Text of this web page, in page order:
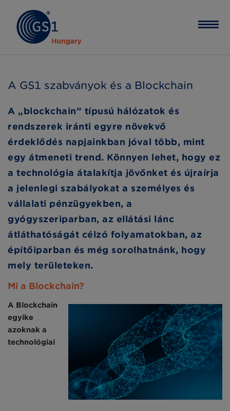
A GS1 szabványok és a Blockchain
A „blockchain” típusú hálózatok és
rendszerek iránti egyre növekvő
érdeklődés napjainkban jóval több, mint
egy átmeneti trend. Könnyen lehet, hogy ez
a technológia átalakítja jövőnket és újraírja
a jelenlegi szabályokat a személyes és
vállalati pénzügyekben, a
gyógyszeriparban, az ellátási lánc
átláthatóságát célzó folyamatokban, az
építőiparban és még sorolhatnánk, hogy
mely területeken.
Mi a Blockchain?
A Blockchain
egyike
azoknak a
technológiai